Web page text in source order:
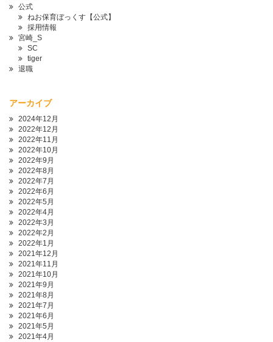
公式
ねお保育ぼっくす【公式】
採用情報
宮崎_S
SC
tiger
退職
アーカイブ
2024年12月
2022年12月
2022年11月
2022年10月
2022年9月
2022年8月
2022年7月
2022年6月
2022年5月
2022年4月
2022年3月
2022年2月
2022年1月
2021年12月
2021年11月
2021年10月
2021年9月
2021年8月
2021年7月
2021年6月
2021年5月
2021年4月